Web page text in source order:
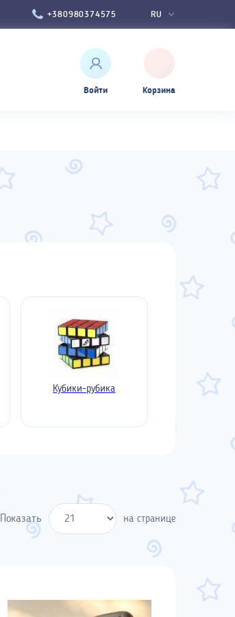
+380980374575 RU
Войти Корзина
Кубики-рубика
Показать на странице